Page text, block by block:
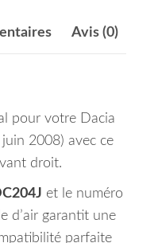
Avis (0)
pour votre Dacia
2008) avec ce
droit.
et le numéro
d’air garantit une
parfaite